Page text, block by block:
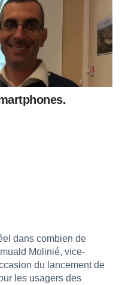
dans combien de
Molinié, vice-
du lancement de
les usagers des